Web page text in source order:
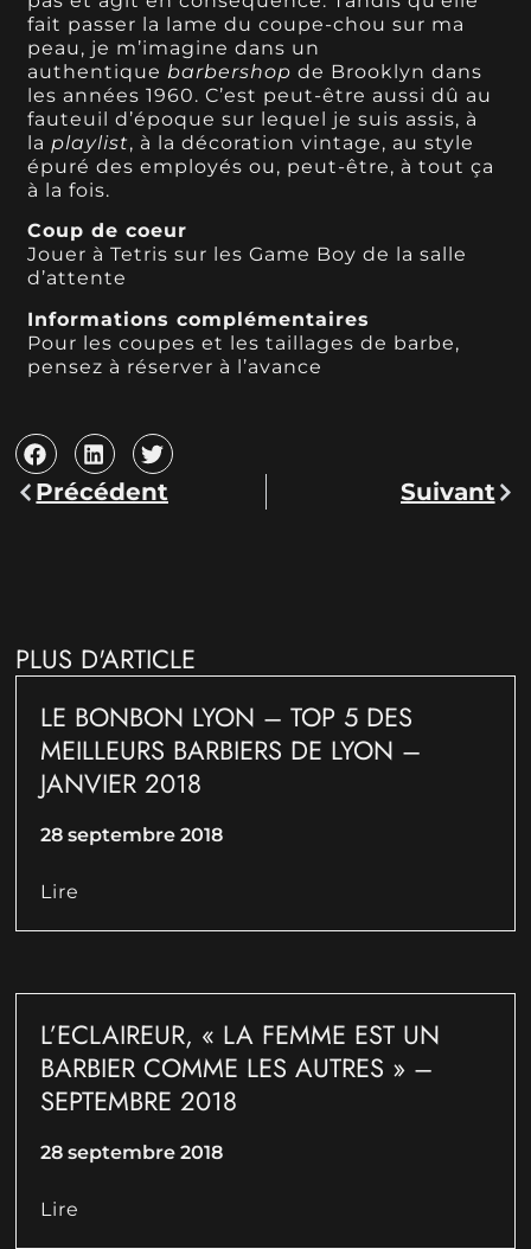
fait passer la lame du coupe-chou sur ma
peau, je m’imagine dans un
authentiquebarbershop de Brooklyn dans
les années 1960. C’est peut-être aussi dû au
fauteuil d’époque sur lequel je suis assis, à
laplaylist, à la décoration vintage, au style
épuré des employés ou, peut-être, à tout ça
à la fois.
Coup de coeur
Jouer à Tetris sur les Game Boy de la salle
d’attente
Informations complémentaires
Pour les coupes et les taillages de barbe,
pensez à réserver à l’avance
Précédent Suivant
PLUS D'ARTICLE
LE BONBON LYON – TOP 5 DES
MEILLEURS BARBIERS DE LYON –
JANVIER 2018
28 septembre 2018
Lire
L’ECLAIREUR, « LA FEMME EST UN
BARBIER COMME LES AUTRES » –
SEPTEMBRE 2018
28 septembre 2018
Lire